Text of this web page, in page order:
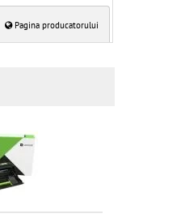
Pagina producatorului